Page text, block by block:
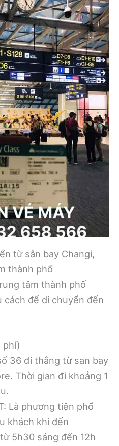
từ sân bay Changi,
thành phố
tâm thành phố
cách để di chuyển đến
phí)
36 đi thẳng từ san bay
Thời gian đi khoảng 1
Là phương tiện phổ
khách khi đến
5h30 sáng đến 12h